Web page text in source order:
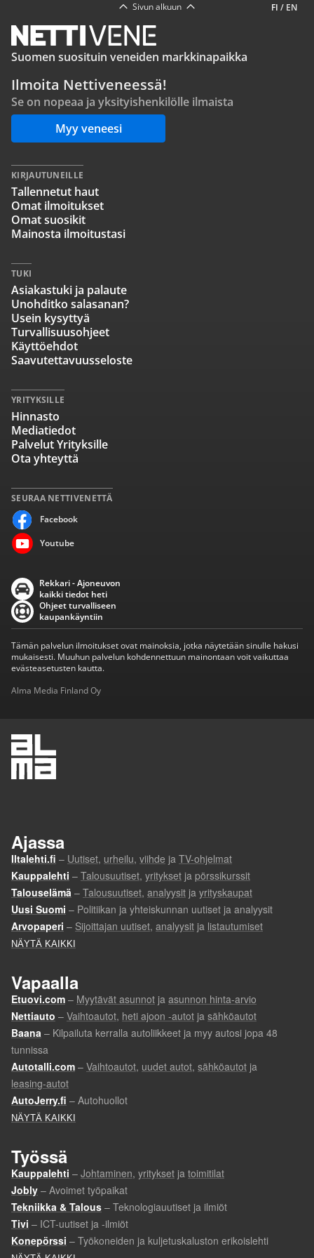
FI / EN
Sivun alkuun
Suomen suosituin veneiden markkinapaikka
Ilmoita Nettiveneessä!
Se on nopeaa ja yksityishenkilölle ilmaista
Myy veneesi
SEURAA NETTIVENETTÄ
Facebook
Youtube
KIRJAUTUNEILLE
Tallennetut haut
Omat ilmoitukset
Omat suosikit
Mainosta ilmoitustasi
TUKI
Asiakastuki ja palaute
Unohditko salasanan?
Usein kysyttyä
Turvallisuusohjeet
Käyttöehdot
Saavutettavuusseloste
YRITYKSILLE
Hinnasto
Mediatiedot
Palvelut Yrityksille
Ota yhteyttä
Rekkari - Ajoneuvon
kaikki tiedot heti
Ohjeet turvalliseen
kaupankäyntiin
Tämän palvelun ilmoitukset ovat mainoksia, jotka näytetään sinulle hakusi
mukaisesti. Muuhun palvelun kohdennettuun mainontaan voit vaikuttaa
evästeasetusten kautta.
Alma Media Finland Oy